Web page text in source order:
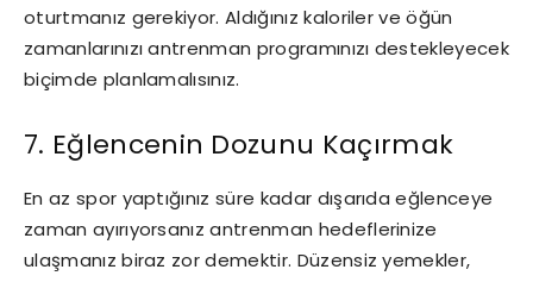
oturtmanız gerekiyor. Aldığınız kaloriler ve öğün
zamanlarınızı antrenman programınızı destekleyecek
biçimde planlamalısınız.
7. Eğlencenin Dozunu Kaçırmak
En az spor yaptığınız süre kadar dışarıda eğlenceye
zaman ayırıyorsanız antrenman hedeflerinize
ulaşmanız biraz zor demektir. Düzensiz yemekler,